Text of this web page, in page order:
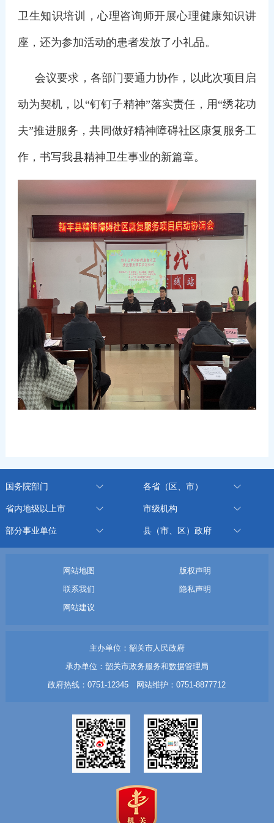
卫生知识培训，心理咨询师开展心理健康知识讲
座，还为参加活动的患者发放了小礼品。
会议要求，各部门要通力协作，以此次项目启
动为契机，以“钉钉子精神”落实责任，用“绣花功
夫”推进服务，共同做好精神障碍社区康复服务工
作，书写我县精神卫生事业的新篇章。
国务院部门 各省（区、市）
省内地级以上市 市级机构
部分事业单位 县（市、区）政府
网站地图
版权声明
联系我们
隐私声明
网站建议
主办单位：韶关市人民政府
承办单位：韶关市政务服务和数据管理局
政府热线：0751-12345 网站维护：0751-8877712